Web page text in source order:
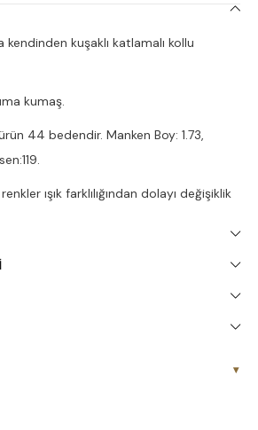
kuşaklı katlamalı kollu
kumaş.
44 bedendir. Manken Boy: 1.73,
ışık farklılığından dolayı değişiklik
▾